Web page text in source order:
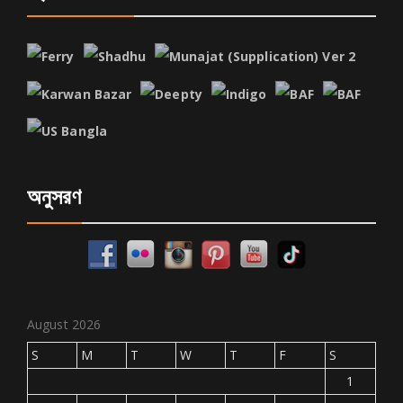
অনুসরণ
August 2026
S
M T W T F
S
1